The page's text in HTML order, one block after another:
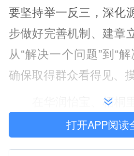
要坚持举一反三，深化
步做好完善机制、建章
从“解决一个问题”到“
确保取得群众看得见、
在华润怡宝、梧桐
现场，王永辉认真听取
展，强调要树牢项目为
打开APP阅读